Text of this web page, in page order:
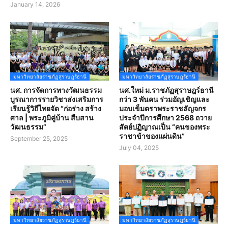
January 14, 2026
มหาวิทยาลัยราชภัฏสุราษฎร์ธานี
นศ. การจัดการทางวัฒนธรรม
บูรณาการรายวิชาส่งเสริมการ
เรียนรู้วิถีไทยจัด “ก่อร่าง สร้าง
ศาล | พระภูมิคู่บ้าน สืบสาน
วัฒนธรรม”
September 25, 2025
มหาวิทยาลัยราชภัฏสุราษฎร์ธานี
นศ.ใหม่ ม.ราชภัฏสุราษฎร์ธานี
กว่า 3 พันคน ร่วมอัญเชิญและ
มอบเข็มตราพระราชลัญจกร
ประจำปีการศึกษา 2568 ถวาย
สัตย์ปฏิญาณเป็น “คนของพระ
ราชาข้าของแผ่นดิน”
July 04, 2025
มหาวิทยาลัยราชภัฏสุราษฎร์ธานี มหาวิทยาลัยราชภัฏสุราษฎร์ธานี